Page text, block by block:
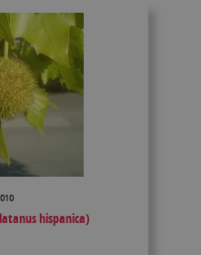
hispanica)